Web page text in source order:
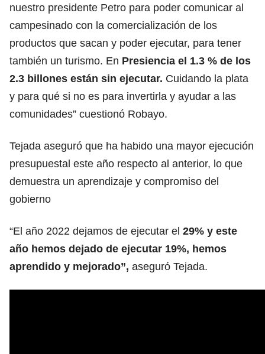
nuestro presidente Petro para poder comunicar al
campesinado con la comercialización de los
productos que sacan y poder ejecutar, para tener
también un turismo. En Presiencia el 1.3 % de los
2.3 billones están sin ejecutar. Cuidando la plata
y para qué si no es para invertirla y ayudar a las
comunidades” cuestionó Robayo.
Tejada aseguró que ha habido una mayor ejecución
presupuestal este año respecto al anterior, lo que
demuestra un aprendizaje y compromiso del
gobierno
“El año 2022 dejamos de ejecutar el 29% y este
año hemos dejado de ejecutar 19%, hemos
aprendido y mejorado”, aseguró Tejada.